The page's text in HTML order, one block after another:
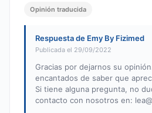
Opinión traducida
Respuesta de Emy By Fizimed
Publicada el 29/09/2022
Gracias por dejarnos su
encantados de saber que
Si tiene alguna pregunta, no
contacto con nosotros en: